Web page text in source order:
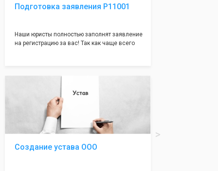
Подготовка заявления Р11001
Наши юристы полностью заполнят заявление
на регистрацию за вас! Так как чаще всего
большая часть отказов - наши юристы с
оформление самого сложного документа на
себя! Многолетний опыт работы наших
юристов позволяет оформлять заявление без
ошибок, тем самым гарантируя вам
успешную регистрацию в налоговой
Создание устава ООО